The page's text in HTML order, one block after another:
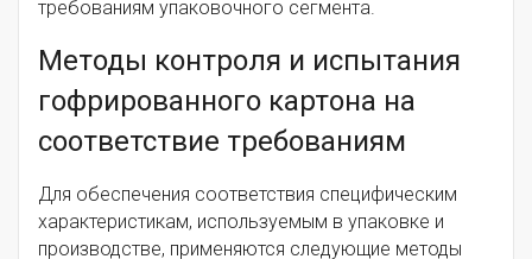
требованиям упаковочного сегмента.
Методы контроля и испытания
гофрированного картона на
соответствие требованиям
Для обеспечения соответствия специфическим
характеристикам, используемым в упаковке и
производстве, применяются следующие методы